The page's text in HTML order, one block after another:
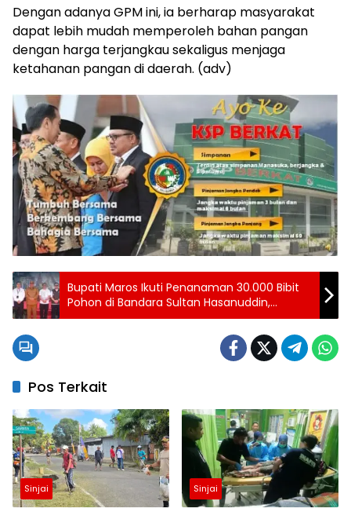
Dengan adanya GPM ini, ia berharap masyarakat
dapat lebih mudah memperoleh bahan pangan
dengan harga terjangkau sekaligus menjaga
ketahanan pangan di daerah. (adv)
Bupati Maros Ikuti Penanaman 30.000 Bibit
Pohon di Bandara Sultan Hasanuddin,
Rangka Ulang Tahun Injourney Airports
Pos Terkait
Sinjai Sinjai